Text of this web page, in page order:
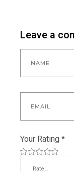
Leave a
Your Rating*